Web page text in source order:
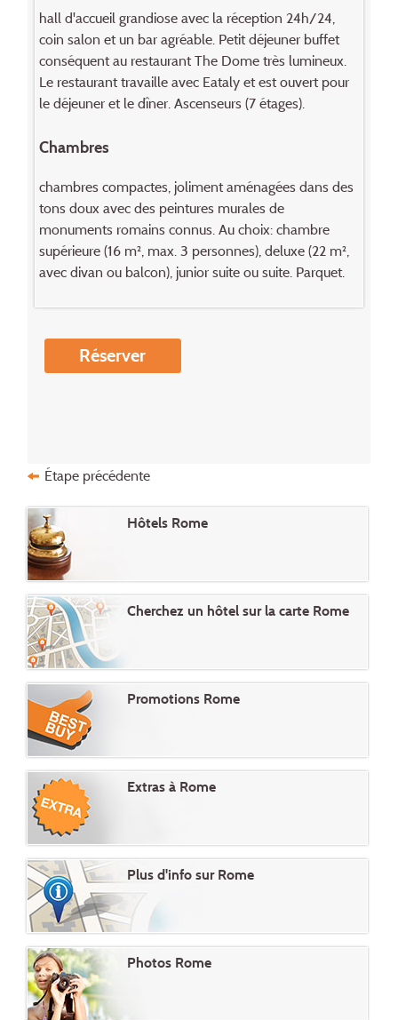
hall d'accueil grandiose avec la réception 24h/24,
coin salon et un bar agréable. Petit déjeuner buffet
conséquent au restaurant The Dome très lumineux.
Le restaurant travaille avec Eataly et est ouvert pour
le déjeuner et le dîner. Ascenseurs (7 étages).
Chambres
chambres compactes, joliment aménagées dans des
tons doux avec des peintures murales de
monuments romains connus. Au choix: chambre
supérieure (16 m², max. 3 personnes), deluxe (22 m²,
avec divan ou balcon), junior suite ou suite. Parquet.
Réserver
Étape précédente
Hôtels Rome
Cherchez un hôtel sur la carte Rome
Promotions Rome
Extras à Rome
Plus d'info sur Rome
Photos Rome